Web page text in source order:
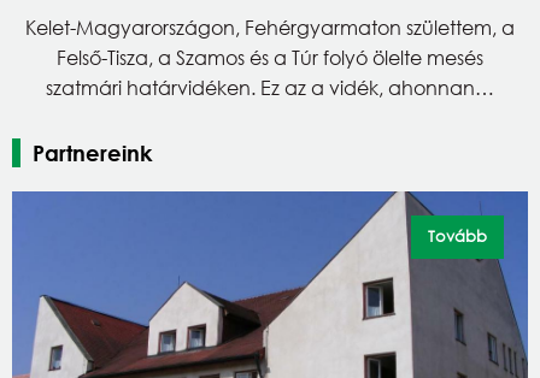
Kelet-Magyarországon, Fehérgyarmaton születtem, a
Felső-Tisza, a Szamos és a Túr folyó ölelte mesés
szatmári határvidéken. Ez az a vidék, ahonnan…
Partnereink
Tovább